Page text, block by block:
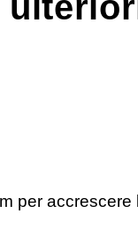
per